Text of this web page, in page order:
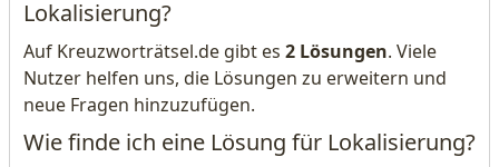
Lokalisierung?
Auf Kreuzworträtsel.de gibt es 2 Lösungen. Viele
Nutzer helfen uns, die Lösungen zu erweitern und
neue Fragen hinzuzufügen.
Wie finde ich eine Lösung für Lokalisierung?